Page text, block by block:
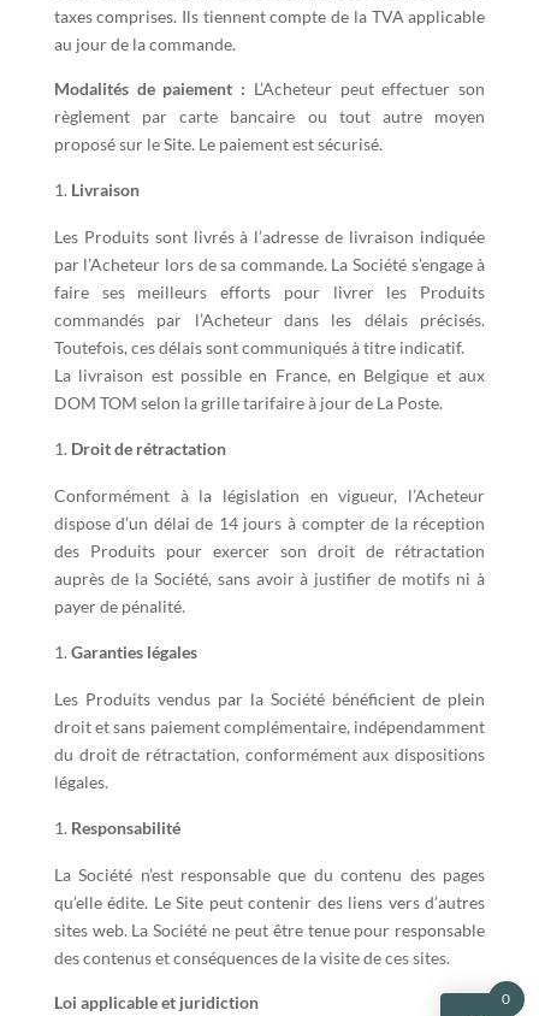
taxes comprises. Ils tiennent compte de la TVA applicable
au jour de la commande.
Modalités de paiement : L’Acheteur peut effectuer son
règlement par carte bancaire ou tout autre moyen
proposé sur le Site. Le paiement est sécurisé.
Livraison
Les Produits sont livrés à l’adresse de livraison indiquée
par l’Acheteur lors de sa commande. La Société s’engage à
faire ses meilleurs efforts pour livrer les Produits
commandés par l’Acheteur dans les délais précisés.
Toutefois, ces délais sont communiqués à titre indicatif.
La livraison est possible en France, en Belgique et aux
DOM TOM selon la grille tarifaire à jour de La Poste.
Droit de rétractation
Conformément à la législation en vigueur, l’Acheteur
dispose d’un délai de 14 jours à compter de la réception
des Produits pour exercer son droit de rétractation
auprès de la Société, sans avoir à justifier de motifs ni à
payer de pénalité.
Garanties légales
Les Produits vendus par la Société bénéficient de plein
droit et sans paiement complémentaire, indépendamment
du droit de rétractation, conformément aux dispositions
légales.
Responsabilité
La Société n’est responsable que du contenu des pages
qu’elle édite. Le Site peut contenir des liens vers d’autres
sites web. La Société ne peut être tenue pour responsable
des contenus et conséquences de la visite de ces sites.
Loi applicable et juridiction 0